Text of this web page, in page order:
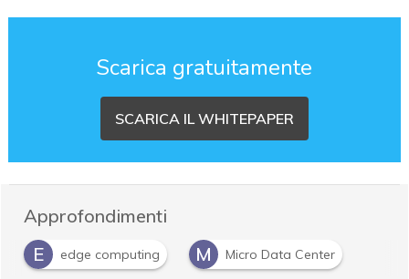
Scarica gratuitamente
SCARICA IL WHITEPAPER
Approfondimenti
E
edge computing M Micro Data Center